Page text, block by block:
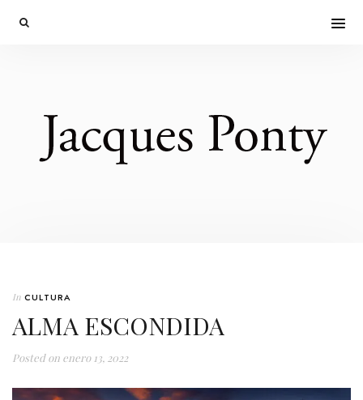
In CULTURA
ALMA ESCONDIDA
Posted on enero 13, 2022